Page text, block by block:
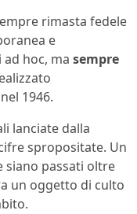
rimasta fedele
e
hoc, ma sempre
1946.
lanciate dalla
spropositate. Un
siano passati oltre
un oggetto di culto